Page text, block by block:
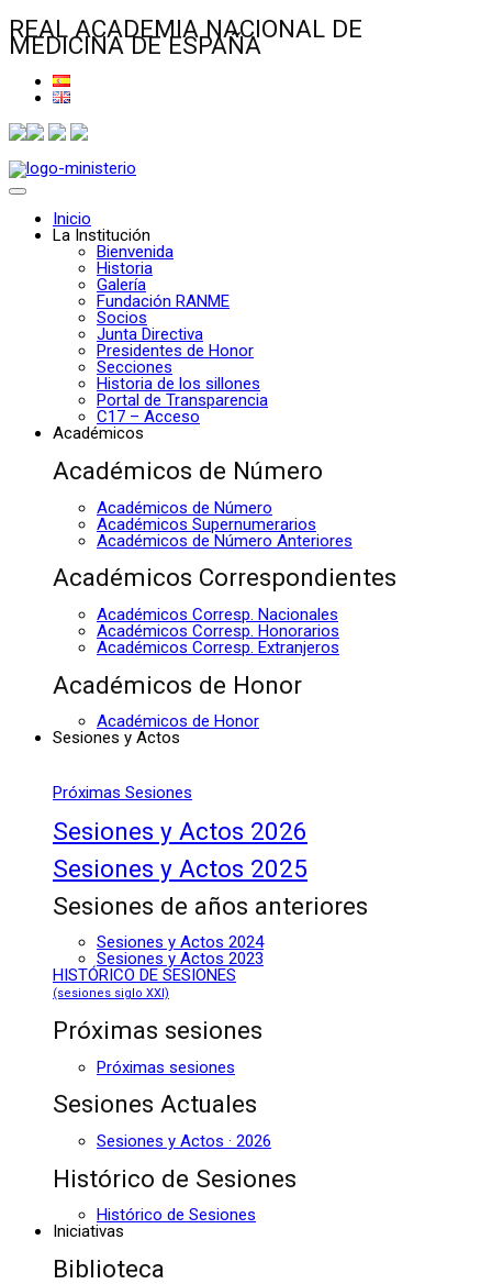
REAL ACADEMIA NACIONAL DE
MEDICINA DE ESPAÑA
Inicio
La Institución
Bienvenida
Historia
Galería
Fundación RANME
Socios
Junta Directiva
Presidentes de Honor
Secciones
Historia de los sillones
Portal de Transparencia
C17 – Acceso
Académicos
Académicos de Número
Académicos de Número
Académicos Supernumerarios
Académicos de Número Anteriores
Académicos Correspondientes
Académicos Corresp. Nacionales
Académicos Corresp. Honorarios
Académicos Corresp. Extranjeros
Académicos de Honor
Académicos de Honor
Sesiones y Actos
Próximas Sesiones
Sesiones y Actos 2026
Sesiones y Actos 2025
Sesiones de años anteriores
Sesiones y Actos 2024
Sesiones y Actos 2023
HISTÓRICO DE SESIONES
(sesiones siglo XXI)
Próximas sesiones
Próximas sesiones
Sesiones Actuales
Sesiones y Actos · 2026
Histórico de Sesiones
Histórico de Sesiones
Iniciativas
Biblioteca